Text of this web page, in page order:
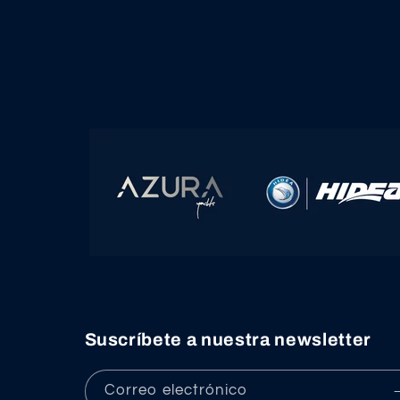
Suscríbete a nuestra newsletter
Correo electrónico